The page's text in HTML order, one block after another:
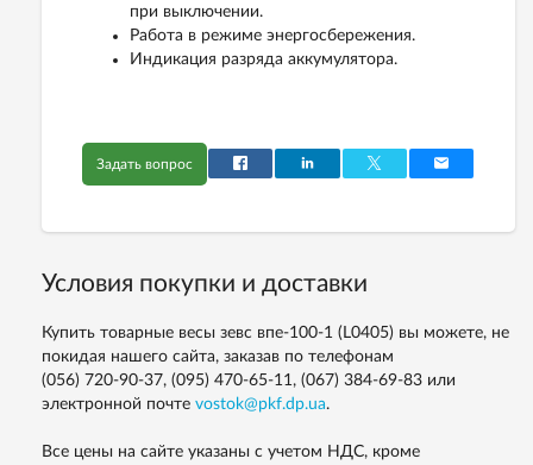
при выключении.
Работа в режиме энергосбережения.
Индикация разряда аккумулятора.
Задать вопрос
Условия покупки и доставки
Купить товарные весы зевс впе-100-1 (L0405) вы можете, не
покидая нашего сайта, заказав по телефонам
(056) 720-90-37, (095) 470-65-11, (067) 384-69-83 или
электронной почте vostok@pkf.dp.ua.
Все цены на сайте указаны с учетом НДС, кроме